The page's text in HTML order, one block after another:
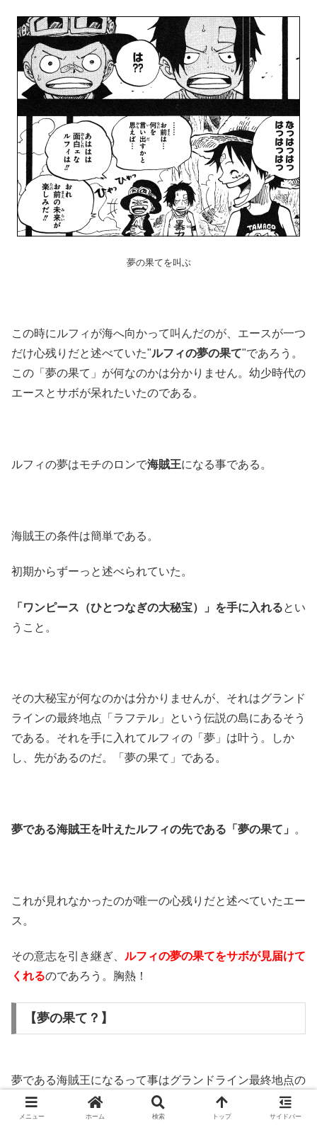
夢の果てを叫ぶ
この時にルフィが海へ向かって叫んだのが、エースが一つ
だけ心残りだと述べていた"ルフィの夢の果て"であろう。
この「夢の果て」が何なのかは分かりません。幼少時代の
エースとサボが呆れたいたのである。
ルフィの夢はモチのロンで海賊王になる事である。
海賊王の条件は簡単である。
初期からずーっと述べられていた。
「ワンピース（ひとつなぎの大秘宝）」を手に入れるとい
うこと。
その大秘宝が何なのかは分かりませんが、それはグランド
ラインの最終地点「ラフテル」という伝説の島にあるそう
である。それを手に入れてルフィの「夢」は叶う。しか
し、先があるのだ。「夢の果て」である。
夢である海賊王を叶えたルフィの先である「夢の果て」 。
これが見れなかったのが唯一の心残りだと述べていたエー
ス。
その意志を引き継ぎ、 ルフィの夢の果てをサボが見届けて
くれるのであろう。胸熱！
【夢の果て？】
夢である海賊王になるって事はグランドライン最終地点の
ラフテルを通過した後であろう。
メニュー ホーム 検索 トップ サイドバー